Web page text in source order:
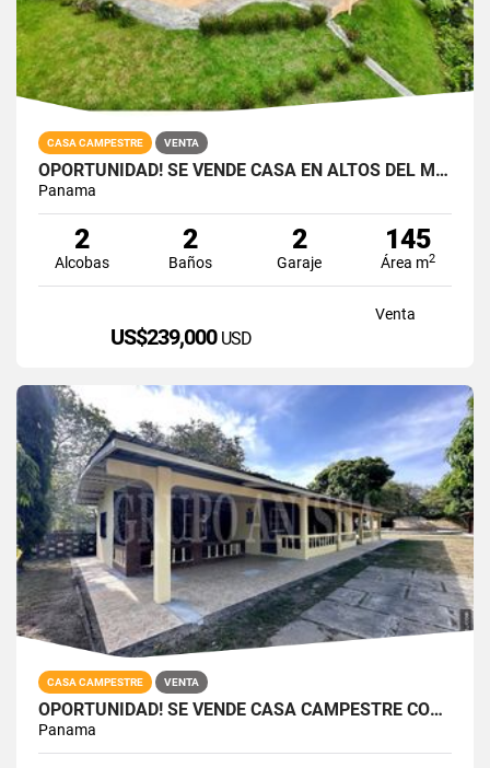
CASA CAMPESTRE VENTA
OPORTUNIDAD! SE VENDE CASA EN ALTOS DEL MARIA - ZONA ALTA
Panama
2
Alcobas
2
Baños
2
Garaje
145
Área m2
Venta
US$239,000 USD
CASA CAMPESTRE VENTA
OPORTUNIDAD! SE VENDE CASA CAMPESTRE CON PISCINA
Panama